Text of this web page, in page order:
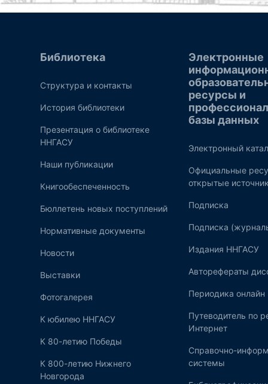
Библиотека
Структура и контакты
История библиотеки
Презентация о библиотеке
ННГАСУ
Наши публикации
Книгообеспеченность
Бюллетень новых поступлений
Нормативные документы
Новости
Выставки
Фотогалерея
К юбилею ННГАСУ
К 80-летию Победы
К 800-летию Нижнего
Новгорода
Электронные
ресурсы и
базы данных
Электронный
Официальные
открытые
Подписка
Подписка
Издания ННГАСУ
Авторефераты
Периодика онлайн
Путеводитель по
Интернет
Справочно-
системы